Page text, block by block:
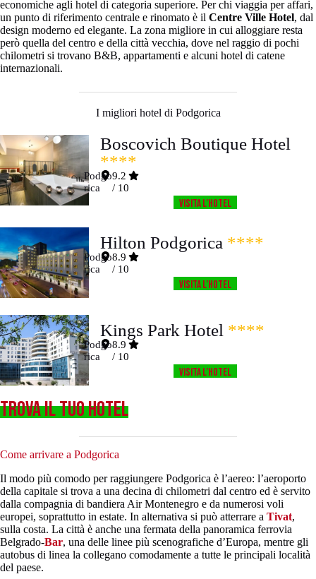
economiche agli hotel di categoria superiore. Per chi viaggia per affari,
un punto di riferimento centrale e rinomato è il Centre Ville Hotel, dal
design moderno ed elegante. La zona migliore in cui alloggiare resta
però quella del centro e della città vecchia, dove nel raggio di pochi
chilometri si trovano B&B, appartamenti e alcuni hotel di catene
internazionali.
I migliori hotel di Podgorica
Boscovich Boutique Hotel
****
Podgo
rica
9.2
/ 10
Visita l’HOTEL
Hilton Podgorica ****
Podgo
rica
8.9
/ 10
Visita l’HOTEL
Kings Park Hotel ****
Podgo
rica
8.9
/ 10
Visita l’HOTEL
TROVA IL TUO HOTEL
Come arrivare a Podgorica
Il modo più comodo per raggiungere Podgorica è l’aereo: l’aeroporto
della capitale si trova a una decina di chilometri dal centro ed è servito
dalla compagnia di bandiera Air Montenegro e da numerosi voli
europei, soprattutto in estate. In alternativa si può atterrare a Tivat,
sulla costa. La città è anche una fermata della panoramica ferrovia
Belgrado-Bar, una delle linee più scenografiche d’Europa, mentre gli
autobus di linea la collegano comodamente a tutte le principali località
del paese.